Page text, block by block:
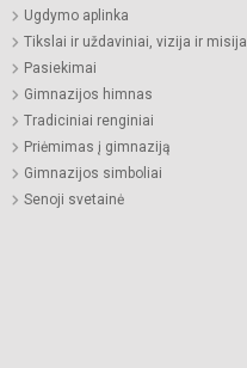
Ugdymo aplinka
Tikslai ir uždaviniai, vizija ir misija
Pasiekimai
Gimnazijos himnas
Tradiciniai renginiai
Priėmimas į gimnaziją
Gimnazijos simboliai
Senoji svetainė